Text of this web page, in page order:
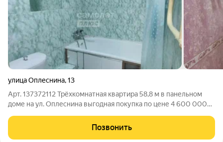
улица Оплеснина,13
Арт. 137372112 Трёхкомнатная квартира 58,8 м в панельном
доме на ул. Оплеснина выгодная покупка по цене 4 600 000
квартира без ремонта на 4 этаже 6-этажного кирпичного дома
1964 года.
Позвонить